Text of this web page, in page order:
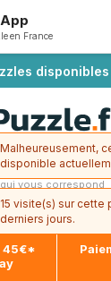
45€*
en France
Malheureusement,
disponible
15 visite(s) sur cette
derniers jours.